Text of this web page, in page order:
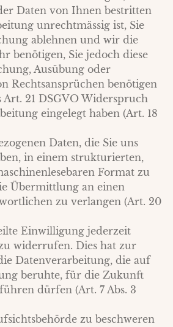
Daten von Ihnen bestritten
unrechtmässig ist, Sie
ablehnen und wir die
benötigen, Sie jedoch diese
Ausübung oder
Rechtsansprüchen benötigen
Art. 21 DSGVO Widerspruch
eingelegt haben (Art. 18
Daten, die Sie uns
in einem strukturierten,
Format zu
Übermittlung an einen
zu verlangen (Art. 20
Einwilligung jederzeit
widerrufen. Dies hat zur
Datenverarbeitung, die auf
beruhte, für die Zukunft
dürfen (Art. 7 Abs. 3
zu beschweren